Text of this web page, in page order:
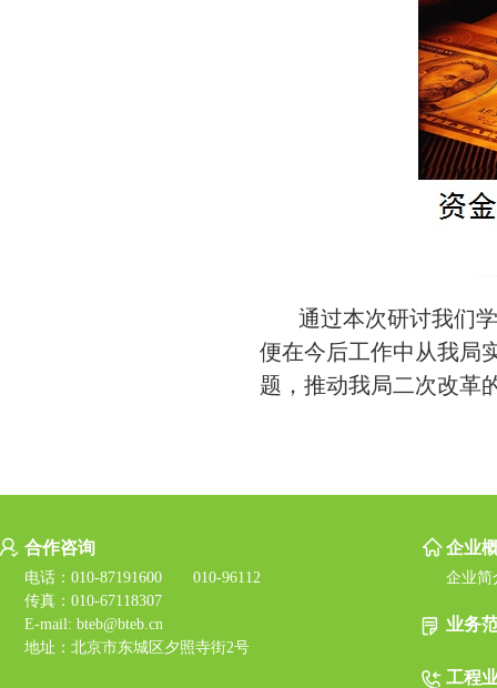
通过本次研讨我们学
便在今后工作中从我局
题，推动我局二次改革
合作咨询
电话：010-87191600 010-96112
传真：010-67118307
E-mail: bteb@bteb.cn
地址：北京市东城区夕照寺街2号
企业
企业简
业务
工程